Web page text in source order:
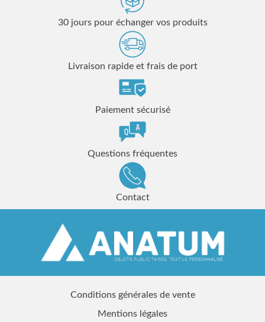
30 jours pour échanger vos produits
Livraison rapide et frais de port
Paiement sécurisé
Questions fréquentes
Contact
Conditions générales de vente
Mentions légales